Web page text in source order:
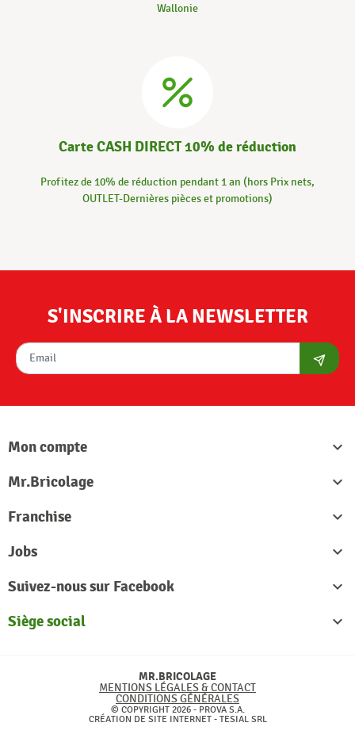
Wallonie
Carte CASH DIRECT 10% de réduction
Profitez de 10% de réduction pendant 1 an (hors Prix nets,
OUTLET-Dernières pièces et promotions)
S'INSCRIRE À LA NEWSLETTER
Mon compte

Mr.Bricolage

Franchise

Jobs

Suivez-nous sur Facebook

Siège social

MR.BRICOLAGE
MENTIONS LÉGALES & CONTACT
CONDITIONS GÉNÉRALES
© COPYRIGHT 2026 - PROVA S.A.
CRÉATION DE SITE INTERNET - TESIAL SRL